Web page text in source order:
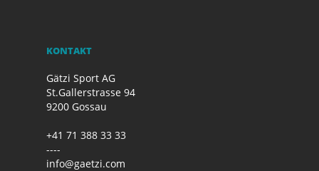
KONTAKT
Gätzi Sport AG
St.Gallerstrasse 94
9200 Gossau
+41 71 388 33 33
----
info@gaetzi.com